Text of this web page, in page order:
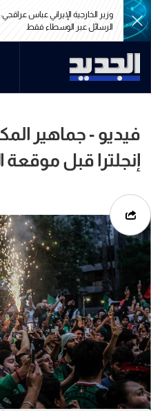
وزير الخارجية الإيراني عباس
الرسائل عبر الوسطاء فقط
وزير الخارجية الإيراني عباس
الرسائل عبر الوسطاء فقط
فيديو - جماهير
إنجلترا قبل موقعة